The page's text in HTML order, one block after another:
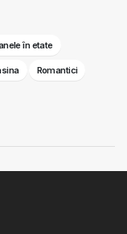
în etate
Romantici